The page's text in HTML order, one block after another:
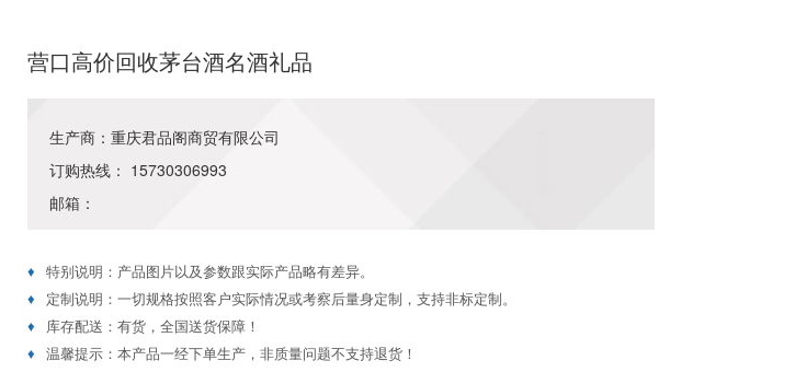
营口高价回收茅台酒名酒礼品
生产商：重庆君品阁商贸有限公司
订购热线： 15730306993
邮箱：
♦ 特别说明：产品图片以及参数跟实际产品略有差异。
♦
定制说明：一切规格按照客户实际情况或考察后量身定制，支持非标定制。
♦
库存配送：有货，全国送货保障！
♦ 温馨提示：本产品一经下单生产，非质量问题不支持退货！